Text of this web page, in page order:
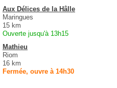
Aux Délices de la Hâlle
Maringues
15 km
Ouverte jusqu'à 13h15
Mathieu
Riom
16 km
Fermée, ouvre à 14h30